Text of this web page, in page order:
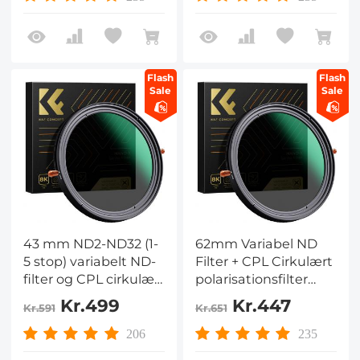
Filter
Filter
Flash
Sale
43 mm ND2-ND32 (1-
5 stop) variabelt ND-
filter og CPL cirkulært
polariserende filter 2 i
1 til kameralinse Nano
X-serien
Kr.591Kr.499
206
Flash
Sale
62mm Variabel ND
Filter + CPL Cirkulært
polarisationsfilter
Polarisator Filter 2 i 1
Funktion Nano
Coating Graduerede
Kr.651Kr.447
235